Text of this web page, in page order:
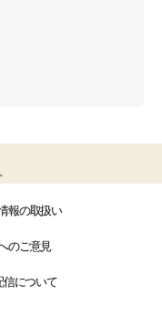
報の取扱い
のご意見
信について